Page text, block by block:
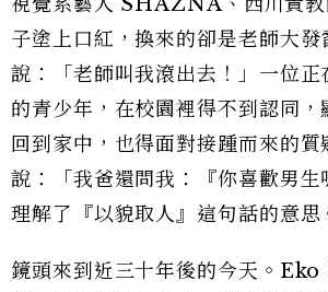
子塗上口紅，換來的卻是老師大
說：「老師叫我滾出去！」一位正
的青少年，在校園裡得不到認同，
回到家中，也得面對接踵而來的
說：「我爸還問我：『你喜歡男生
理解了『以貌取人』這句話的意思
鏡頭來到近三十年後的今天。Eko